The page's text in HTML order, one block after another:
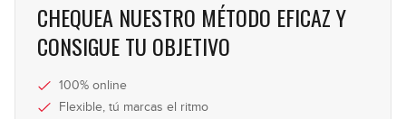
10
Los palos: bulería
Los palos: tanguillo
CHEQUEA NUESTRO MÉTODO EFICAZ Y
CONSIGUE TU OBJETIVO
100% online
Flexible, tú marcas el ritmo